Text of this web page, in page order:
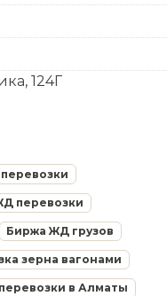
124Г
перевозки
Биржа ЖД грузов
зерна вагонами
в Алматы